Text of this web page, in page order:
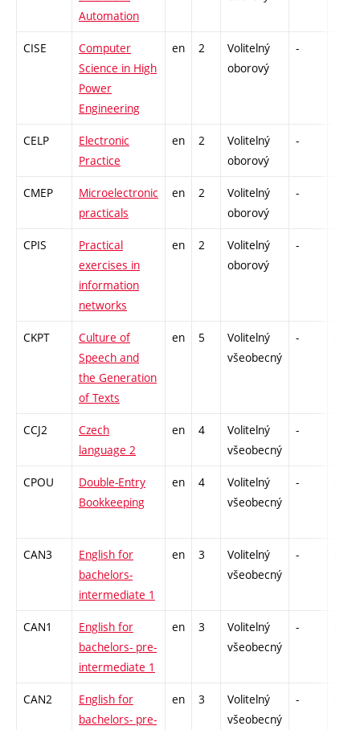
Automation
CISE
Computer
Science in High
Power
Engineering
en 2
Volitelný
oborový
-
CELP
Electronic
Practice
en 2
Volitelný
oborový
-
CMEP
Microelectronic
practicals
en 2
Volitelný
oborový
-
CPIS
Practical
exercises in
information
networks
en 2
Volitelný
oborový
-
CKPT
Culture of
Speech and
the Generation
of Texts
en 5
Volitelný
všeobecný
-
CCJ2
Czech
language 2
en 4
Volitelný
všeobecný
-
CPOU
Double-Entry
Bookkeeping
en 4
Volitelný
všeobecný
-
CAN3
English for
bachelors-
intermediate 1
en 3
Volitelný
všeobecný
-
CAN1
English for
bachelors- pre-
intermediate 1
en 3
Volitelný
všeobecný
-
CAN2
English for
bachelors- pre-
en 3
Volitelný
všeobecný
-